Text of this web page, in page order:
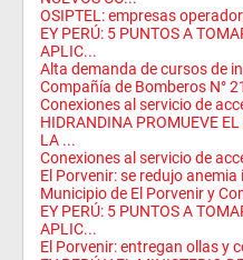
OSIPTEL: empresas
EY PERÚ: 5 PUNTOS A
APLIC...
Alta demanda de cursos de
Compañía de Bomberos N°
Conexiones al servicio de
HIDRANDINA PROMUEVE
LA ...
Conexiones al servicio de
El Porvenir: se redujo
Municipio de El Porvenir y
EY PERÚ: 5 PUNTOS A
APLIC...
El Porvenir: entregan ollas y